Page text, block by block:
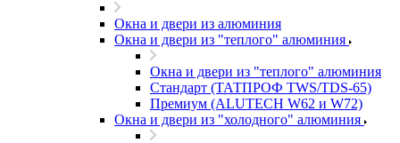
Окна и двери из алюминия
Окна и двери из "теплого" алюминия
Окна и двери из "теплого" алюминия
Стандарт (ТАТПРОФ TWS/TDS-65)
Премиум (ALUTECH W62 и W72)
Окна и двери из "холодного" алюминия